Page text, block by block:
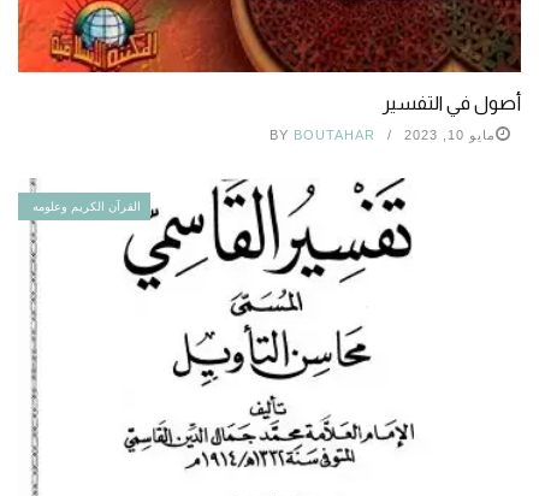
أصول في التفسير
مايو 10, 2023 BY BOUTAHAR
القرآن الكريم وعلومه